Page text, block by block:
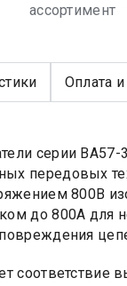
ассортимент
Оплата
серии ВА57-
передовых
800В
до 800А для